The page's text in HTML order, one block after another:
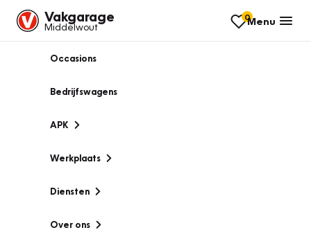
Vakgarage
Middelwout
0Menu
Occasions
Bedrijfswagens
APK
Werkplaats
Diensten
Over ons